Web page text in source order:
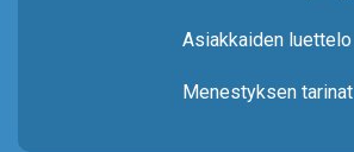
Asiakkaiden luettelo
Menestyksen tarinat